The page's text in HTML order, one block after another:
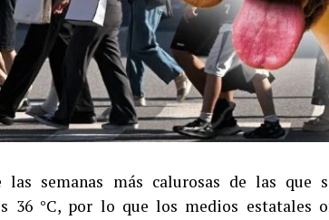
semanas más calurosas de las que
36 °C, por lo que los medios estatales